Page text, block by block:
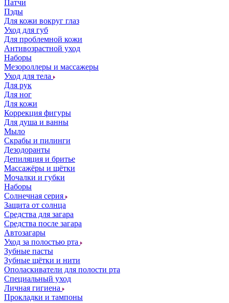
Патчи
Пэды
Для кожи вокруг глаз
Уход для губ
Для проблемной кожи
Антивозрастной уход
Наборы
Мезороллеры и массажеры
Уход для тела
Для рук
Для ног
Для кожи
Коррекция фигуры
Для душа и ванны
Мыло
Скрабы и пилинги
Дезодоранты
Депиляция и бритье
Массажёры и щётки
Мочалки и губки
Наборы
Солнечная серия
Защита от солнца
Средства для загара
Средства после загара
Автозагары
Уход за полостью рта
Зубные пасты
Зубные щётки и нити
Ополаскиватели для полости рта
Специальный уход
Личная гигиена
Прокладки и тампоны